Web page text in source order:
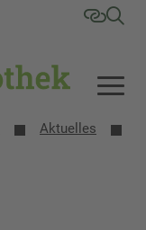
Aktuelles